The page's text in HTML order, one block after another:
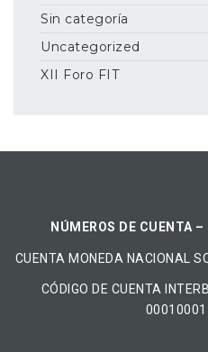
Sin categoría
Uncategorized
XII Foro FIT
NÚMEROS DE CUENTA
CUENTA MONEDA NACIONAL​
CÓDIGO DE CUENTA